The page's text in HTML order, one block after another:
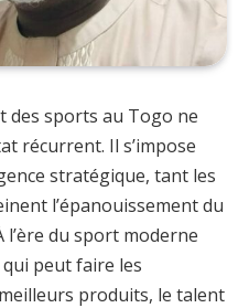
des sports au Togo ne
récurrent. Il s’impose
stratégique, tant les
l’épanouissement du
du sport moderne
peut faire les
produits, le talent